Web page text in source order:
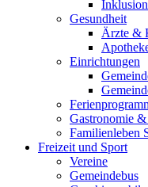
Inklusion
Gesundheit
Ärzte &
Einrichtungen
Gastronomie
Familienleben
Freizeit und Sport
Vereine
Gemeindebus